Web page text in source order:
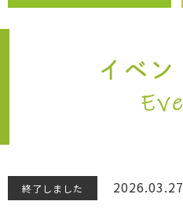
終了しました 2026.03.27